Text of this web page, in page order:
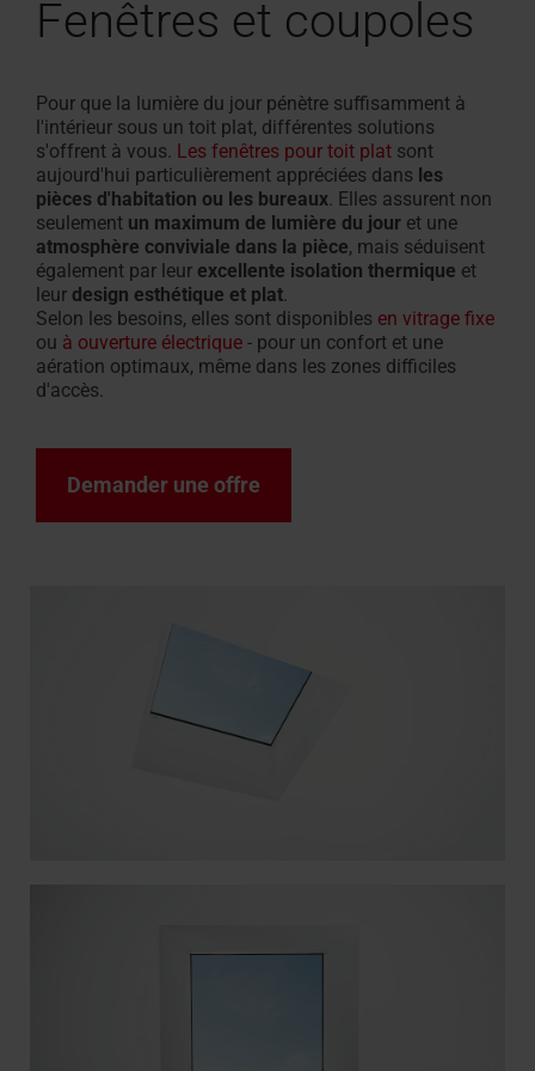
Fenêtres et coupoles
Pour que la lumière du jour pénètre suffisamment à
l'intérieur sous un toit plat, différentes solutions
s'offrent à vous. Les fenêtres pour toit plat sont
aujourd'hui particulièrement appréciées dans les
pièces d'habitation ou les bureaux. Elles assurent non
seulement un maximum de lumière du jour et une
atmosphère conviviale dans la pièce, mais séduisent
également par leur excellente isolation thermique et
leur design esthétique et plat.
Selon les besoins, elles sont disponibles en vitrage fixe
ou à ouverture électrique - pour un confort et une
aération optimaux, même dans les zones difficiles
d'accès.
Demander une offre